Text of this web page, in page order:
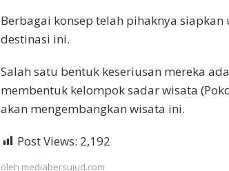
Berbagai konsep telah pihaknya
destinasi ini.
Salah satu bentuk keseriusan mereka
membentuk kelompok sadar wisata
akan mengembangkan wisata ini.
Post Views: 2,192
oleh mediabersujud.com